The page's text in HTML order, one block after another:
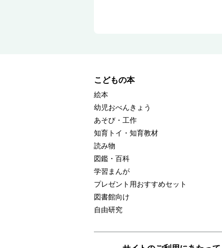
こどもの本
絵本
幼児おべんきょう
あそび・工作
知育トイ・知育教材
読み物
図鑑・百科
学習まんが
プレゼント用おすすめセット
図書館向け
自由研究